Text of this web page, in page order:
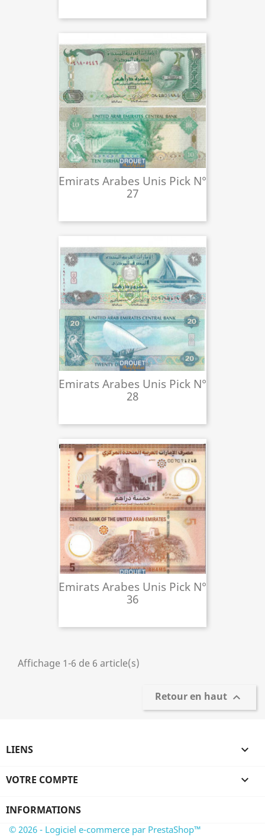
Emirats Arabes Unis Pick N°
27
Emirats Arabes Unis Pick N°
28
Emirats Arabes Unis Pick N°
36
Affichage 1-6 de 6 article(s)
Retour en haut 
LIENS 
VOTRE COMPTE 
INFORMATIONS
© 2026 - Logiciel e-commerce par PrestaShop™